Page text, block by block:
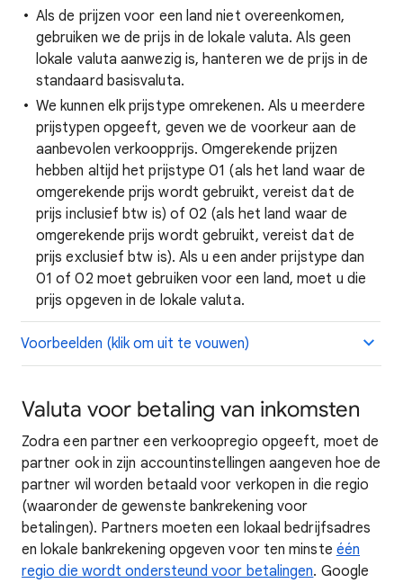
Als de prijzen voor een land niet overeenkomen,
gebruiken we de prijs in de lokale valuta. Als geen
lokale valuta aanwezig is, hanteren we de prijs in de
standaard basisvaluta.
We kunnen elk prijstype omrekenen. Als u meerdere
prijstypen opgeeft, geven we de voorkeur aan de
aanbevolen verkoopprijs. Omgerekende prijzen
hebben altijd het prijstype 01 (als het land waar de
omgerekende prijs wordt gebruikt, vereist dat de
prijs inclusief btw is) of 02 (als het land waar de
omgerekende prijs wordt gebruikt, vereist dat de
prijs exclusief btw is). Als u een ander prijstype dan
01 of 02 moet gebruiken voor een land, moet u die
prijs opgeven in de lokale valuta.
Voorbeelden (klik om uit te vouwen)
Valuta voor betaling van inkomsten
Zodra een partner een verkoopregio opgeeft, moet de
partner ook in zijn accountinstellingen aangeven hoe de
partner wil worden betaald voor verkopen in die regio
(waaronder de gewenste bankrekening voor
betalingen). Partners moeten een lokaal bedrijfsadres
en lokale bankrekening opgeven voor ten minste één
regio die wordt ondersteund voor betalingen. Google